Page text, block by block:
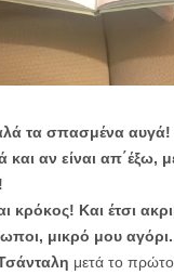
τα σπασμένα
και αν είναι απ΄έξω,
κρόκος! Και έτσι
μικρό μου
μετά το